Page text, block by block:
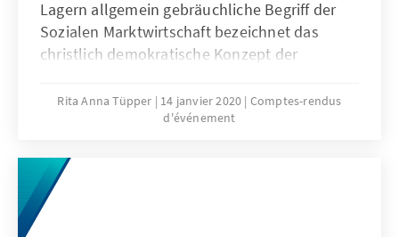
Lagern allgemein gebräuchliche Begriff der
Sozialen Marktwirtschaft bezeichnet das
christlich demokratische Konzept der
der Ära Adenauer mit ihrem
Wirtschaftsminister Ludwig Erhard die
und diese bis heute prägt.
Rita Anna Tüpper 14 janvier 2020 Comptes-rendus
d'événement